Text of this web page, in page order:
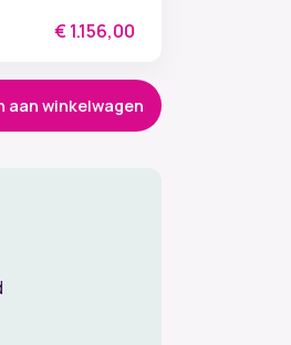
€ 1.156,00
aan winkelwagen